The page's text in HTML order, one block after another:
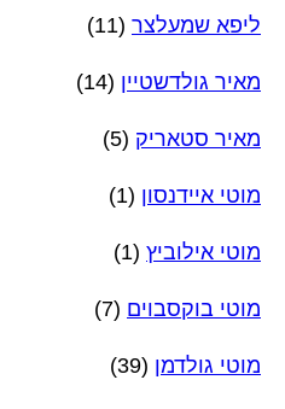
ליפא שמעלצר (11)
מאיר גולדשטיין (14)
מאיר סטאריק (5)
מוטי איידנסון (1)
מוטי אילוביץ (1)
מוטי בוקסבוים (7)
מוטי גולדמן (39)